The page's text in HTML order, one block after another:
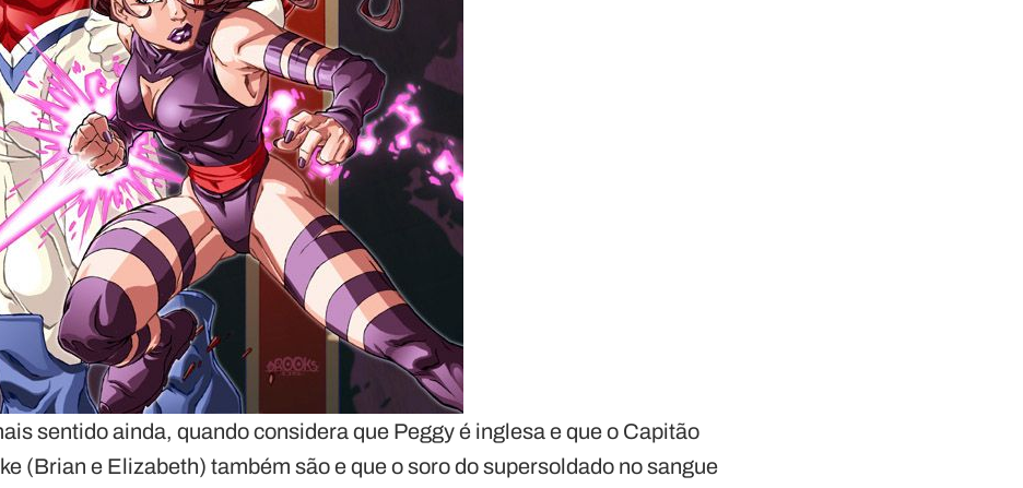
sentido ainda, quando considera que Peggy é inglesa e que o Capitão
(Brian e Elizabeth) também são e que o soro do supersoldado no sangue